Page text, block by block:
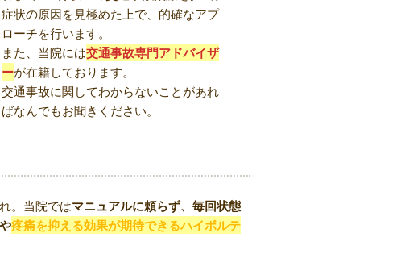
症状の原因を見極めた上で、的確なアプ
ローチを行います。
また、当院には交通事故専門アドバイザ
ーが在籍しております。
交通事故に関してわからないことがあれ
ばなんでもお聞きください。
。当院ではマニュアルに頼らず、毎回状態
や疼痛を抑える効果が期待できるハイボルテ